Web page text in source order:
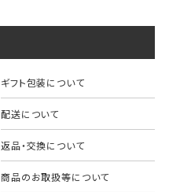
ギフト包装について
配送について
返品・交換について
商品のお取扱等について